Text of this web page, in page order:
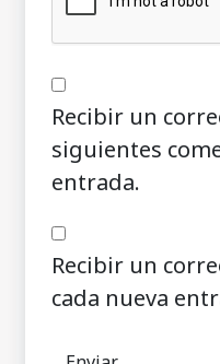
Recibir un
siguientes
entrada.
Recibir un
cada nueva